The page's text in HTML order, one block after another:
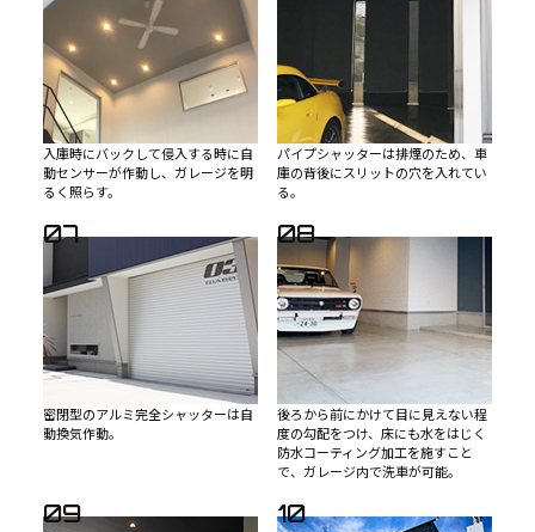
入庫時にバックして侵入する時に自
動センサーが作動し、ガレージを明
るく照らす。
パイプシャッターは排煙のため、車
庫の背後にスリットの穴を入れてい
る。
07
密閉型のアルミ完全シャッターは自
動換気作動。
08
後ろから前にかけて目に見えない程
度の勾配をつけ、床にも水をはじく
防水コーティング加工を施すこと
で、ガレージ内で洗車が可能。
09 10